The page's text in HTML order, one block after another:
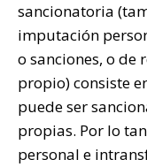
sancionatoria
imputación
o sanciones, o
propio) consiste
puede ser
propias. Por lo
personal e